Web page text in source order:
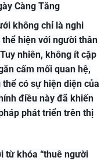
Càng Tăng
không chỉ là nghi
hiện với người thân
nhiên, không ít cặp
cấm mối quan hệ,
có sự hiện diện của
điều này đã khiến
phát triển trên thị
từ khóa “thuê người